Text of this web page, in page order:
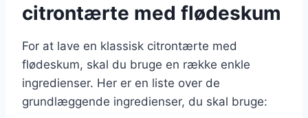
citrontærte med flødeskum
For at lave en klassisk citrontærte med
flødeskum, skal du bruge en række enkle
ingredienser. Her er en liste over de
grundlæggende ingredienser, du skal bruge: